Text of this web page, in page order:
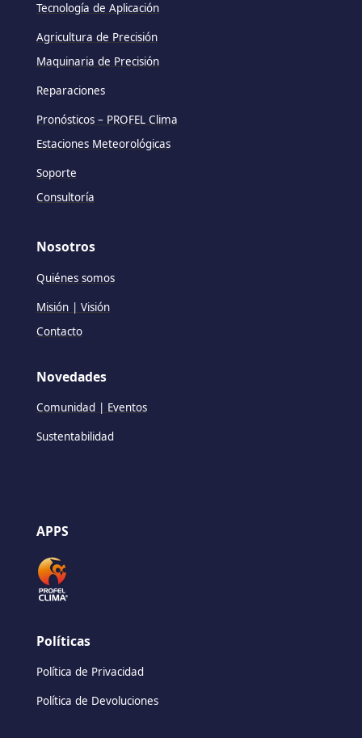
Tecnología de Aplicación
Agricultura de Precisión
Maquinaria de Precisión
Reparaciones
Pronósticos – PROFEL Clima
Estaciones Meteorológicas
Soporte
Consultoría
Nosotros
Quiénes somos
Misión | Visión
Contacto
Novedades
Comunidad | Eventos
Sustentabilidad
APPS
Políticas
Política de Privacidad
Política de Devoluciones